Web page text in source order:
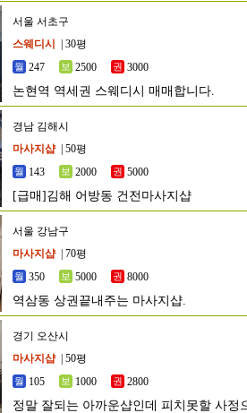
서울 서초구
스웨디시
| 30평
247
2500 3000
논현역 역세권 스웨디시 매매합니다.
경남 김해시
마사지샵
| 50평
143
2000 5000
[급매]김해 어방동 건전마사지샵
서울 강남구
마사지샵
| 70평
350
5000 8000
역삼동 상권끝내주는 마사지샵.
경기 오산시
마사지샵
| 50평
105
1000 2800
정말 잘되는 아까운샵인데 피치못할 사정